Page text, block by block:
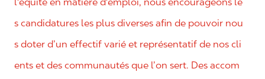
l'équité en matière d'emploi, nous encourageons le
s candidatures les plus diverses afin de pouvoir nou
s doter d’un effectif varié et représentatif de nos cli
ents et des communautés que l’on sert. Des accom